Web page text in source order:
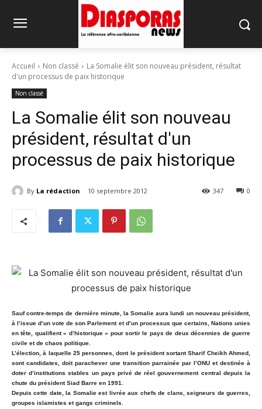
Accueil Non classé
La Somalie élit son nouveau président, résultat
d'un processus de paix historique
Non classé
La Somalie élit son nouveau
président, résultat d'un
processus de paix historique
By La rédaction 10 septembre 2012 0
347
Sauf contre-temps de dernière minute, la Somalie aura lundi un nouveau président,
à l’issue d’un vote de son Parlement et d’un processus que certains, Nations unies
en tête, qualifient « d’historique » pour sortir le pays de deux décennies de guerre
civile et de chaos politique.
L’élection, à laquelle 25 personnes, dont le président sortant Sharif Cheikh Ahmed,
sont candidates, doit parachever une transition parrainée par l’ONU et destinée à
doter d’institutions stables un pays privé de réel gouvernement central depuis la
chute du président Siad Barre en 1991.
Depuis cette date, la Somalie est livrée aux chefs de clans, seigneurs de guerres,
groupes islamistes et gangs criminels.